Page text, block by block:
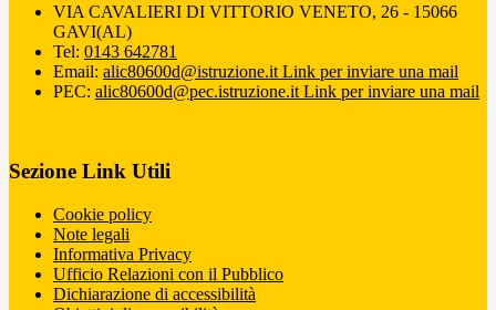
VIA CAVALIERI DI VITTORIO VENETO, 26 - 15066
GAVI(AL)
Tel: 0143 642781
Email: alic80600d@istruzione.it Link per inviare una mail
PEC: alic80600d@pec.istruzione.it Link per inviare una mail
Sezione Link Utili
Cookie policy
Note legali
Informativa Privacy
Ufficio Relazioni con il Pubblico
Dichiarazione di accessibilità